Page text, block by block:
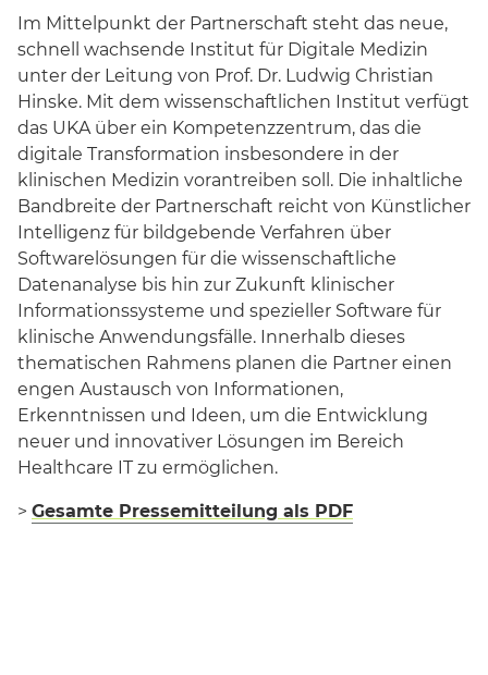
Im Mittelpunkt der Partnerschaft steht das neue,
schnell wachsende Institut für Digitale Medizin
unter der Leitung von Prof. Dr. Ludwig Christian
Hinske. Mit dem wissenschaftlichen Institut verfügt
das UKA über ein Kompetenzzentrum, das die
digitale Transformation insbesondere in der
klinischen Medizin vorantreiben soll. Die inhaltliche
Bandbreite der Partnerschaft reicht von Künstlicher
Intelligenz für bildgebende Verfahren über
Softwarelösungen für die wissenschaftliche
Datenanalyse bis hin zur Zukunft klinischer
Informationssysteme und spezieller Software für
klinische Anwendungsfälle. Innerhalb dieses
thematischen Rahmens planen die Partner einen
engen Austausch von Informationen,
Erkenntnissen und Ideen, um die Entwicklung
neuer und innovativer Lösungen im Bereich
Healthcare IT zu ermöglichen.
> Gesamte Pressemitteilung als PDF